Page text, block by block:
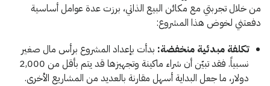
من خلال تجربتي مع مكائن البيع الذاتي، برزت عدة عوامل أساسية
دفعتني لخوض هذا المشروع:
تكلفة مبدئية منخفضة: بدأت بإعداد المشروع برأس مال صغير
نسبياً. فقد تبيّن أن شراء ماكينة وتجهيزها قد يتم بأقل من 2,000
دولار، ما جعل البداية أسهل مقارنة بالعديد من المشاريع الأخرى.